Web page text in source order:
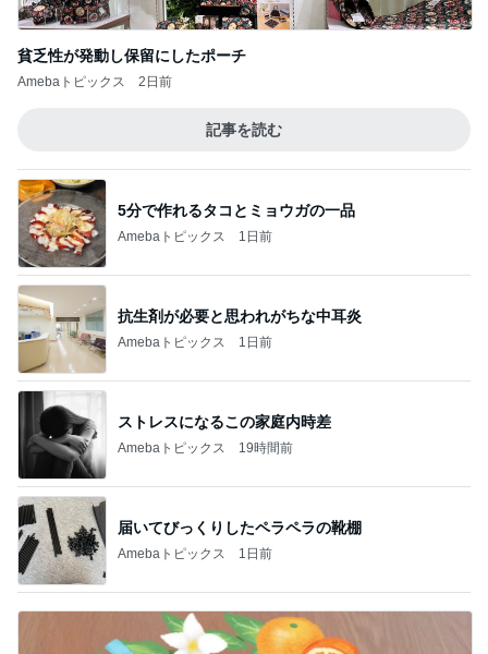
貧乏性が発動し保留にしたポーチ
Amebaトピックス 2日前
記事を読む
5分で作れるタコとミョウガの一品
Amebaトピックス 1日前
抗生剤が必要と思われがちな中耳炎
Amebaトピックス 1日前
ストレスになるこの家庭内時差
Amebaトピックス 19時間前
届いてびっくりしたペラペラの靴棚
Amebaトピックス 1日前